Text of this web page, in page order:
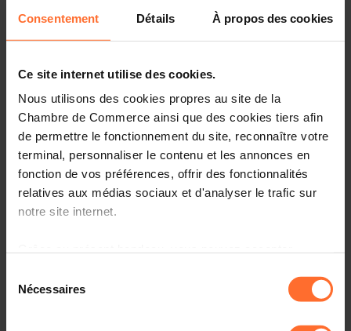
Consentement Détails À propos des cookies
Ce site internet utilise des cookies.
Nous utilisons des cookies propres au site de la
Chambre de Commerce ainsi que des cookies tiers afin
de permettre le fonctionnement du site, reconnaître votre
terminal, personnaliser le contenu et les annonces en
fonction de vos préférences, offrir des fonctionnalités
relatives aux médias sociaux et d'analyser le trafic sur
notre site internet.
à l’exception des cookies strictement nécessaires au
fonctionnement du site. Une description des différents
cookies est accessible sous l’onglet « Détails » ci-
Nécessaires